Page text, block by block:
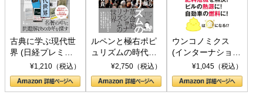
古典に学ぶ現代世
界 (日経プレミア
シリーズ)¥1,210（税込）
ルペンと極右ポピ
ュリズムの時代：
〈ヤヌス〉の二つ
の顔
¥2,750（税込）
ウンコノミクス
(インターナショナ
ル新書)¥1,045（税込）